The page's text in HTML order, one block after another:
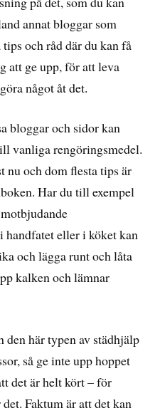
annat bloggar som
och råd där du kan få
att ge upp, för att leva
något åt det.
bloggar och sidor kan
vanliga rengöringsmedel.
nu och dom flesta tips är
Har du till exempel
handfatet eller i köket kan
och lägga runt och låta
kalken och lämnar
den här typen av städhjälp
så ge inte upp hoppet
det är helt kört – för
Faktum är att det kan